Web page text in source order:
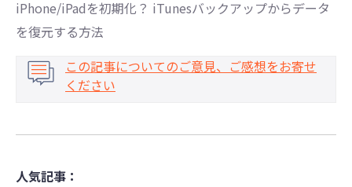
iPhone/iPadを初期化？ iTunesバックアップからデータ
を復元する方法
この記事についてのご意見、ご感想をお寄せ
ください
人気記事：